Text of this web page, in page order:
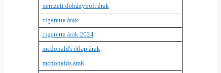
nemzeti dohánybolt árak
cigaretta árak
cigaretta árak 2024
mcdonald's étlap árak
mcdonalds árak